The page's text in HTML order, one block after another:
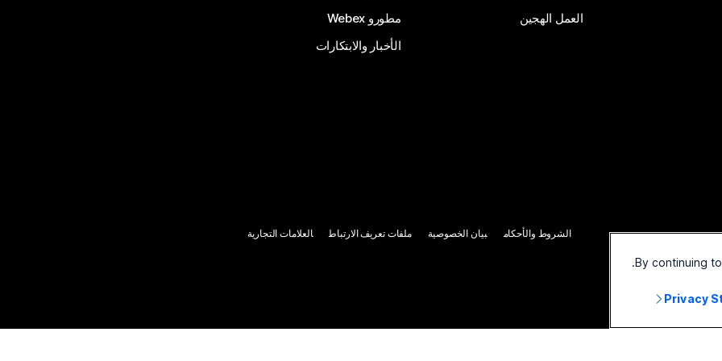
العمل الهجين
مطورو Webex
الأخبار والابتكارات
الشروط والأحكام بيان الخصوصية ملفات تعريف الارتباط العلامات التجارية
By continuing
Privacy